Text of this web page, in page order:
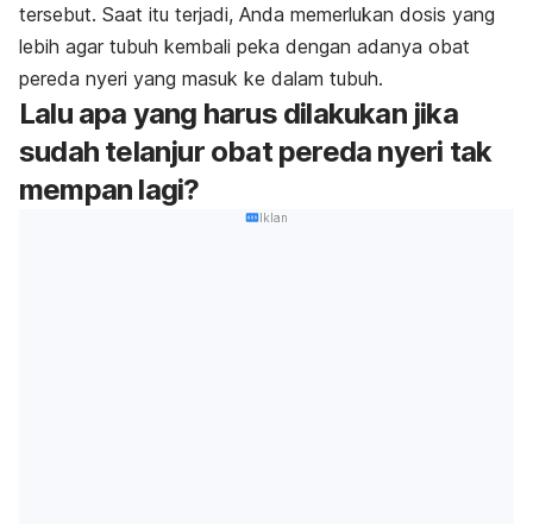
tersebut. Saat itu terjadi, Anda memerlukan dosis yang
lebih agar tubuh kembali peka dengan adanya obat
pereda nyeri yang masuk ke dalam tubuh.
Lalu apa yang harus dilakukan jika
sudah telanjur obat pereda nyeri tak
mempan lagi?
Iklan